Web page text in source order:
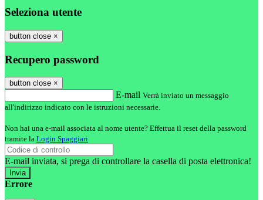
Seleziona utente
button close ×
Recupero password
button close ×
E-mail Verrà inviato un messaggio
all'indirizzo indicato con le istruzioni necessarie.
Non hai una e-mail associata al nome utente? Effettua il reset della password
tramite la Login Spaggiari
E-mail inviata, si prega di controllare la casella di posta elettronica!
Errore